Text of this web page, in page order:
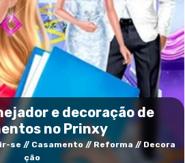
e decoração de
no Prinxy
se Casamento Reforma
Decora
ção